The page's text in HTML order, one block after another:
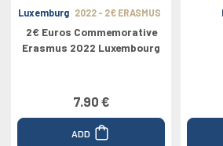
Luxemburg 2022 - 2€ ERASMUS
2€ Euros Commemorative
Erasmus 2022 Luxembourg
7.90 €
ADD